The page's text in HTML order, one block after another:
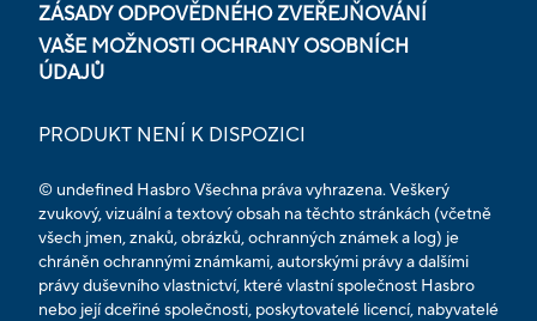
ZÁSADY ODPOVĚDNÉHO ZVEŘEJŇOVÁNÍ
VAŠE MOŽNOSTI OCHRANY OSOBNÍCH
ÚDAJŮ
PRODUKT NENÍ K DISPOZICI
© undefined Hasbro Všechna práva vyhrazena. Veškerý
zvukový, vizuální a textový obsah na těchto stránkách (včetně
všech jmen, znaků, obrázků, ochranných známek a log) je
chráněn ochrannými známkami, autorskými právy a dalšími
právy duševního vlastnictví, které vlastní společnost Hasbro
nebo její dceřiné společnosti, poskytovatelé licencí, nabyvatelé